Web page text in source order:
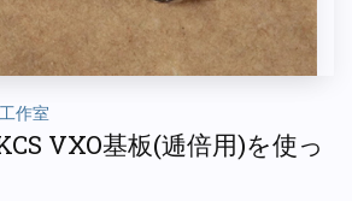
作室
VXO基板(逓倍用)を使っ